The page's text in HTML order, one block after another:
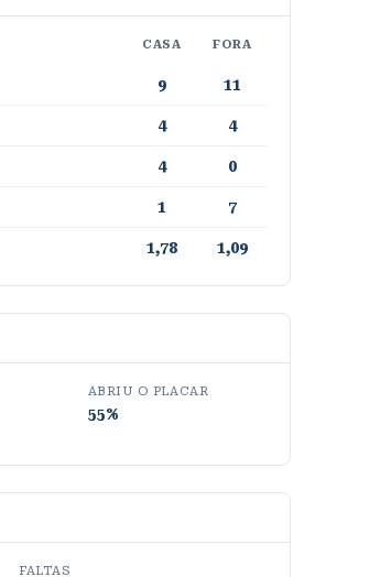
CASA FORA
9 11
4 4
4 0
1 7
1,78 1,09
ABRIU O PLACAR
55%
FALTAS